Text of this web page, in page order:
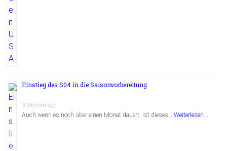
Einstieg des S04 in die Saisonvorbereitung
3 Wochen ago
Auch wenn es noch über einen Monat dauert, ist dieses …Weiterlesen...